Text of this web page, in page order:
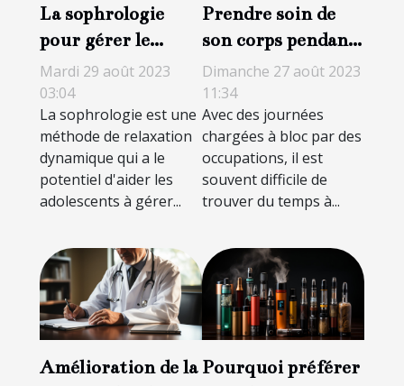
La sophrologie
pour gérer le
stress chez les
adolescents
Mardi 29 août 2023
03:04
La sophrologie est une
méthode de relaxation
dynamique qui a le
potentiel d'aider les
adolescents à gérer...
Prendre soin de
son corps pendant
la nuit : des
astuces pour avoir
un regard plein de
peps
Dimanche 27 août 2023
11:34
Avec des journées
chargées à bloc par des
occupations, il est
souvent difficile de
trouver du temps à...
Amélioration de la Pourquoi préférer